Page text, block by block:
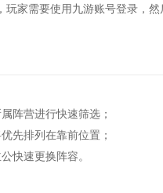
需要使用九游账号登录，然
营进行快速筛选；
排列在靠前位置；
速更换阵容。